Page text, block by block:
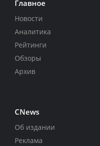
Главное
Новости
Аналитика
Рейтинги
Обзоры
Архив
CNews
Об издании
Реклама